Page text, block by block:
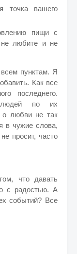
вашего
пищи с
не любите и не
пунктам. Я
Как все
последнего.
по их
о любви не так
в чужие слова,
просит, часто
что давать
с радостью. А
событий? Все